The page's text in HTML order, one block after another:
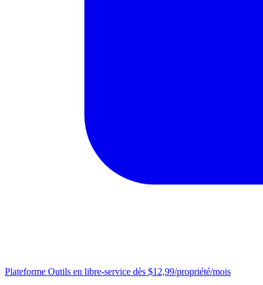
Plateforme Outils en libre-service dès $12,99/propriété/mois